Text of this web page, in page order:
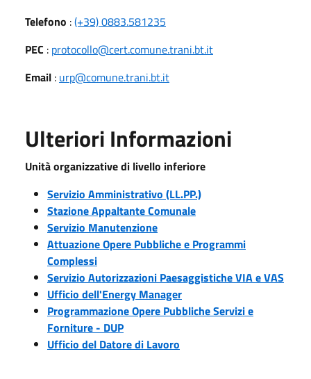
Telefono :(+39) 0883.581235
PEC : protocollo@cert.comune.trani.bt.it
Email : urp@comune.trani.bt.it
Ulteriori Informazioni
Unità organizzative di livello inferiore
Servizio Amministrativo (LL.PP.)
Stazione Appaltante Comunale
Servizio Manutenzione
Attuazione Opere Pubbliche e Programmi
Complessi
Servizio Autorizzazioni Paesaggistiche VIA e VAS
Ufficio dell'Energy Manager
Programmazione Opere Pubbliche Servizi e
Forniture - DUP
Ufficio del Datore di Lavoro